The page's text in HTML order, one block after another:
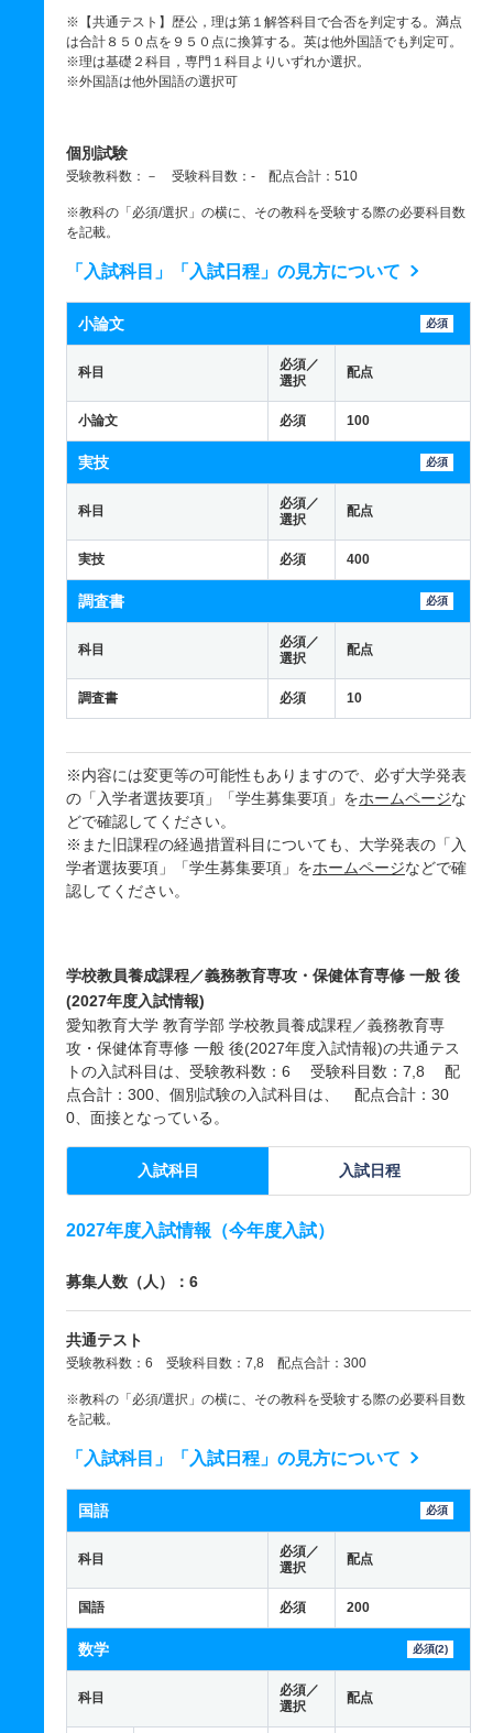
※【共通テスト】歴公，理は第１解答科目で合否を判定する。満点
は合計８５０点を９５０点に換算する。英は他外国語でも判定可。
※理は基礎２科目，専門１科目よりいずれか選択。
※外国語は他外国語の選択可
個別試験
受験教科数：－ 受験科目数：- 配点合計：510
※教科の「必須/選択」の横に、その教科を受験する際の必要科目数
を記載。
「入試科目」「入試日程」の見方について
小論文 必須
科目
必須／
選択
配点
小論文 必須 100
実技 必須
科目
必須／
選択
配点
実技 必須 400
調査書 必須
科目
必須／
選択
配点
調査書 必須 10
※内容には変更等の可能性もありますので、必ず大学発表
の「入学者選抜要項」「学生募集要項」をホームページな
どで確認してください。
※また旧課程の経過措置科目についても、大学発表の「入
学者選抜要項」「学生募集要項」をホームページなどで確
認してください。
学校教員養成課程／義務教育専攻・保健体育専修 一般 後
(2027年度入試情報)
愛知教育大学 教育学部 学校教員養成課程／義務教育専
攻・保健体育専修 一般 後(2027年度入試情報)の共通テス
トの入試科目は、受験教科数：6 受験科目数：7,8 配
点合計：300、個別試験の入試科目は、 配点合計：30
0、面接となっている。
入試科目 入試日程
2027年度入試情報（今年度入試）
募集人数（人）：6
共通テスト
受験教科数：6 受験科目数：7,8 配点合計：300
※教科の「必須/選択」の横に、その教科を受験する際の必要科目数
を記載。
「入試科目」「入試日程」の見方について
国語 必須
科目
必須／
選択
配点
国語 必須 200
数学 必須(2)
科目
必須／
選択
配点